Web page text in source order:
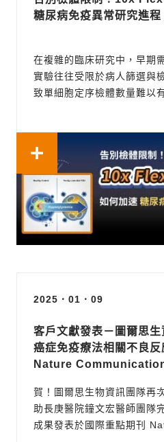
糖尿病免疫異常研究進程
在複雜的臨床研究中，早期
實驗往往受限於病人篩選與
致單細胞定序檢體數量難以
床研究中檢體收集的門檻，
這項技術不僅導入探針雜交
2025．01．09
客戶文獻發表－圖爾思
癌症免疫療法相關不良反
Nature
賀！圖爾思生物資訊團隊再
助長庚醫院鐘文宏醫師團隊
成果發表於國際重點期刊